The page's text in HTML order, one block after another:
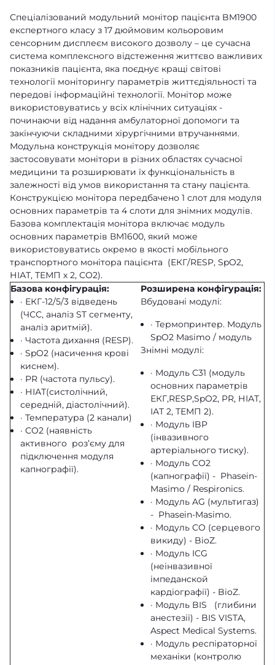
Спеціалізований модульний монітор пацієнта BM1900
експертного класу з 17 дюймовим кольоровим
сенсорним дисплеєм високого дозволу – це сучасна
система комплексного відстеження життєво важливих
показників пацієнта, яка поєднує кращі світові
технології моніторингу параметрів життєдіяльності та
передові інформаційні технології. Монітор може
використовуватись у всіх клінічних ситуаціях -
починаючи від надання амбулаторної допомоги та
закінчуючи складними хірургічними втручаннями.
Модульна конструкція монітору дозволяє
застосовувати монітори в різних областях сучасної
медицини та розширювати їх функціональність в
залежності від умов використання та стану пацієнта.
Конструкцією монітора передбачено 1 слот для модуля
основних параметрів та 4 слоти для знімних модулів.
Базова комплектація монітора включає модуль
основних параметрів ВМ1600, який може
використовуватись окремо в якості мобільного
транспортного монітора пацієнта (ЕКГ/RESP, SpO2,
НІАТ, ТЕМП х 2, СО2).
Базова конфігурація:
Розширена конфігурація:
· ЕКГ-12/5/3 відведень
(ЧСС, аналіз ST сегменту,
аналіз аритмій).
· Частота дихання (RESP).
· SpO2 (насичення крові
киснем).
· PR (частота пульсу).
· НІАТ(систолічний,
середній, діастолічний).
· Температура (2 канали)
· CO2 (наявність
активного роз’єму для
підключення модуля
капнографії).
Вбудовані модулі:
· Термопринтер. Модуль
SpO2 Masimo / модуль
Знімні модулі:
· Модуль С31 (модуль
основних параметрів
ЕКГ,RESP,SpO2, PR, НІАТ,
ІАТ 2, ТЕМП 2).
· Модуль IBP
(інвазивного
артеріального тиску).
· Модуль CO2
(капнографії) - Phasein-
Masimo / Respironics.
· Модуль AG (мультигаз)
- Phasein-Masimo.
· Модуль CO (серцевого
викиду) - BioZ.
· Модуль ICG
(неінвазивної
імпеданской
кардіографії) - BioZ.
· Модуль BIS (глибини
анестезії) - BIS VISTA,
Aspect Medical Systems.
· Модуль респіраторної
механіки (контролю